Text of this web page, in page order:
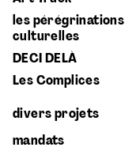
les pérégrinations
culturelles
DECI DELÀ
Les Complices
divers projets
mandats